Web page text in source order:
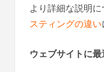
より詳細な説明に
スティングの違い
ウェブサイトに